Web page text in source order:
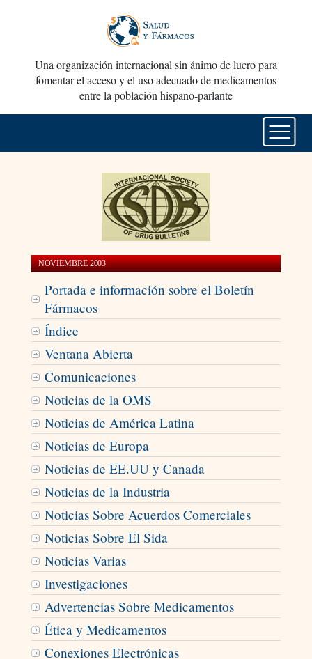
Una organización internacional sin ánimo de lucro para
fomentar el acceso y el uso adecuado de medicamentos
entre la población hispano-parlante
NOVIEMBRE 2003
Portada e información sobre el Boletín
Fármacos
Índice
Ventana Abierta
Comunicaciones
Noticias de la OMS
Noticias de América Latina
Noticias de Europa
Noticias de EE.UU y Canada
Noticias de la Industria
Noticias Sobre Acuerdos Comerciales
Noticias Sobre El Sida
Noticias Varias
Investigaciones
Advertencias Sobre Medicamentos
Ética y Medicamentos
Conexiones Electrónicas